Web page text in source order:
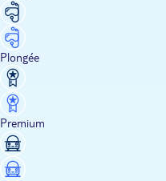
Plongée
Premium